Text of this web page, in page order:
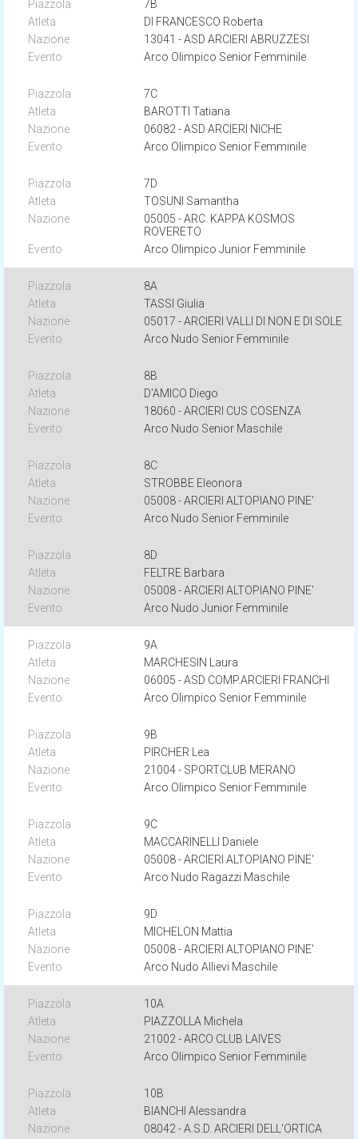
7B
DI FRANCESCO Roberta
13041 - ASD ARCIERI ABRUZZESI
Arco Olimpico Senior Femminile
7C
BAROTTI Tatiana
06082 - ASD ARCIERI NICHE
Arco Olimpico Senior Femminile
7D
TOSUNI Samantha
05005 - ARC. KAPPA KOSMOS
ROVERETO
Arco Olimpico Junior Femminile
8A
TASSI Giulia
05017 - ARCIERI VALLI DI NON E DI SOLE
Arco Nudo Senior Femminile
8B
D'AMICO Diego
18060 - ARCIERI CUS COSENZA
Arco Nudo Senior Maschile
8C
STROBBE Eleonora
05008 - ARCIERI ALTOPIANO PINE'
Arco Nudo Senior Femminile
8D
FELTRE Barbara
05008 - ARCIERI ALTOPIANO PINE'
Arco Nudo Junior Femminile
9A
MARCHESIN Laura
06005 - ASD COMP.ARCIERI FRANCHI
Arco Olimpico Senior Femminile
9B
PIRCHER Lea
21004 - SPORTCLUB MERANO
Arco Olimpico Senior Femminile
9C
MACCARINELLI Daniele
05008 - ARCIERI ALTOPIANO PINE'
Arco Nudo Ragazzi Maschile
9D
MICHELON Mattia
05008 - ARCIERI ALTOPIANO PINE'
Arco Nudo Allievi Maschile
10A
PIAZZOLLA Michela
21002 - ARCO CLUB LAIVES
Arco Olimpico Senior Femminile
10B
BIANCHI Alessandra
08042 - A.S.D. ARCIERI DELL'ORTICA